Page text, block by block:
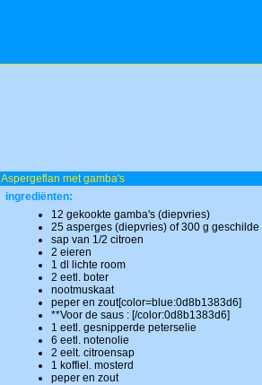
Aspergeflan met gamba's
ingrediënten:
12 gekookte gamba's (diepvries)
25 asperges (diepvries) of 300 g
sap van 1/2 citroen
2 eieren
1 dl lichte room
2 eetl. boter
nootmuskaat
peper en zout[color=blue:0d8b1383d6]
**Voor de saus : [/color:0d8b1383d6]
1 eetl. gesnipperde peterselie
6 eetl. notenolie
2 eelt. citroensap
1 koffiel. mosterd
peper en zout